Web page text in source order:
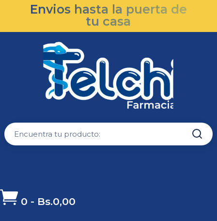
Envios hasta la puerta de
tu casa
 0 - Bs.0,00